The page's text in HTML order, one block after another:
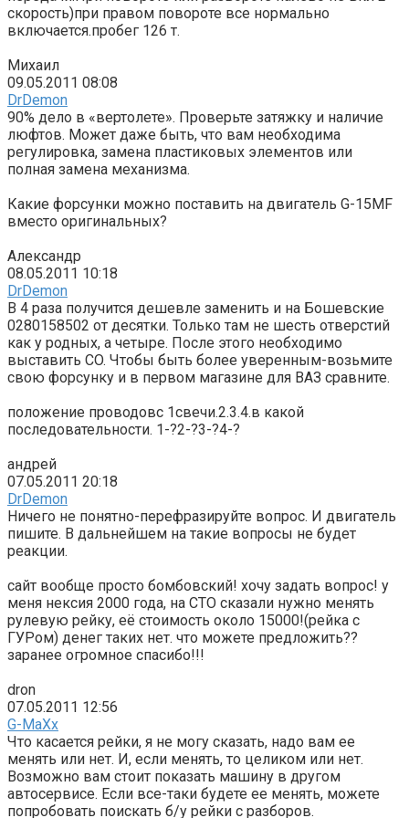
скорость)при правом повороте все нормально
включается.пробег 126 т.
Михаил
09.05.2011 08:08
DrDemon
90% дело в «вертолете». Проверьте затяжку и наличие
люфтов. Может даже быть, что вам необходима
регулировка, замена пластиковых элементов или
полная замена механизма.
Какие форсунки можно поставить на двигатель G-15MF
вместо оригинальных?
Александр
08.05.2011 10:18
DrDemon
В 4 раза получится дешевле заменить и на Бошевские
0280158502 от десятки. Только там не шесть отверстий
как у родных, а четыре. После этого необходимо
выставить CO. Чтобы быть более уверенным-возьмите
свою форсунку и в первом магазине для ВАЗ сравните.
положение проводовс 1свечи.2.3.4.в какой
последовательности. 1-?2-?3-?4-?
андрей
07.05.2011 20:18
DrDemon
Ничего не понятно-перефразируйте вопрос. И двигатель
пишите. В дальнейшем на такие вопросы не будет
реакции.
сайт вообще просто бомбовский! хочу задать вопрос! у
меня нексия 2000 года, на СТО сказали нужно менять
рулевую рейку, её стоимость около 15000!(рейка с
ГУРом) денег таких нет. что можете предложить??
заранее огромное спасибо!!!
dron
07.05.2011 12:56
G-MaXx
Что касается рейки, я не могу сказать, надо вам ее
менять или нет. И, если менять, то целиком или нет.
Возможно вам стоит показать машину в другом
автосервисе. Если все-таки будете ее менять, можете
попробовать поискать б/у рейки с разборов.